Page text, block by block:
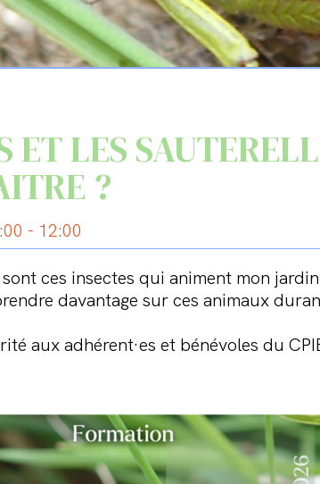
ET LES
?
- 12:00
ces insectes qui animent mon
davantage sur ces animaux
aux adhérent·es et bénévoles du